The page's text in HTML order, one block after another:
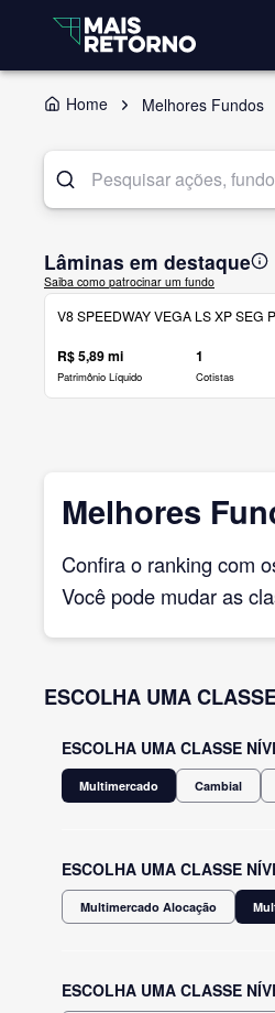
Home Melhores Fundos
Lâminas em destaque
Saiba como patrocinar um fundo
V8 SPEEDWAY VEGA LS XP SEG
R$ 5,89 mi
Patrimônio Líquido
1
Cotistas
Melhores
Confira o ranking com
Você pode mudar as
ESCOLHA UMA
ESCOLHA UMA CLASSE
Multimercado Cambial
ESCOLHA UMA CLASSE
Multimercado Alocação
ESCOLHA UMA CLASSE